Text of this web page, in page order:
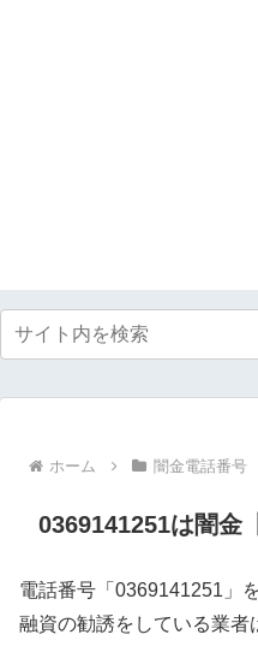
ホーム 闇金電話番号
0369141251は闇金
電話番号「0369141251」
融資の勧誘をしている業者